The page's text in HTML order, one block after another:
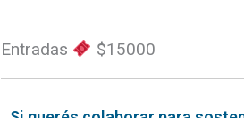
Entradas $15000